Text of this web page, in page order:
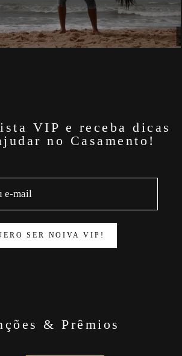
VIP e receba dicas
no Casamento!
SER NOIVA VIP!
& Prêmios